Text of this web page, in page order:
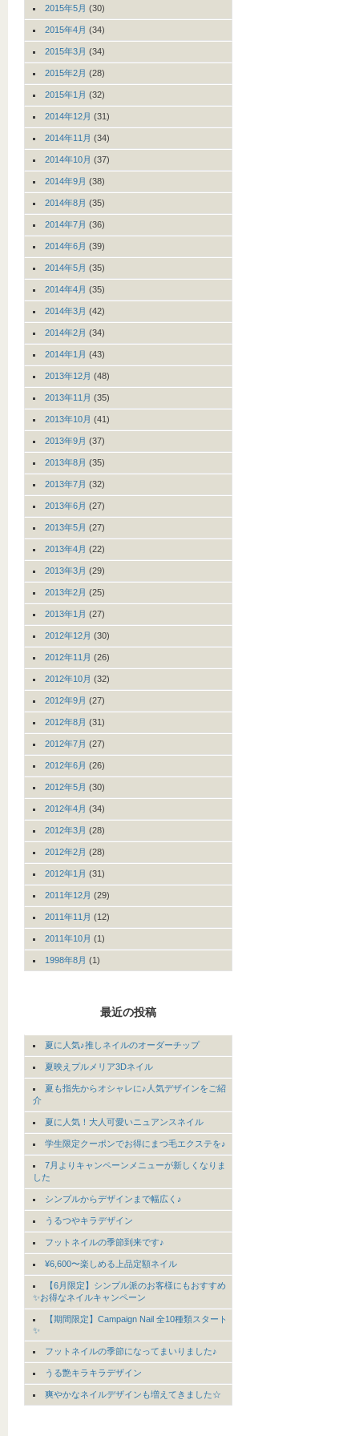
2015年5月 (30)
2015年4月 (34)
2015年3月 (34)
2015年2月 (28)
2015年1月 (32)
2014年12月 (31)
2014年11月 (34)
2014年10月 (37)
2014年9月 (38)
2014年8月 (35)
2014年7月 (36)
2014年6月 (39)
2014年5月 (35)
2014年4月 (35)
2014年3月 (42)
2014年2月 (34)
2014年1月 (43)
2013年12月 (48)
2013年11月 (35)
2013年10月 (41)
2013年9月 (37)
2013年8月 (35)
2013年7月 (32)
2013年6月 (27)
2013年5月 (27)
2013年4月 (22)
2013年3月 (29)
2013年2月 (25)
2013年1月 (27)
2012年12月 (30)
2012年11月 (26)
2012年10月 (32)
2012年9月 (27)
2012年8月 (31)
2012年7月 (27)
2012年6月 (26)
2012年5月 (30)
2012年4月 (34)
2012年3月 (28)
2012年2月 (28)
2012年1月 (31)
2011年12月 (29)
2011年11月 (12)
2011年10月 (1)
1998年8月 (1)
最近の投稿
夏に人気♪推しネイルのオーダーチップ
夏映えプルメリア3Dネイル
夏も指先からオシャレに♪人気デザインをご紹
介
夏に人気！大人可愛いニュアンスネイル
学生限定クーポンでお得にまつ毛エクステを♪
7月よりキャンペーンメニューが新しくなりま
した
シンプルからデザインまで幅広く♪
うるつやキラデザイン
フットネイルの季節到来です♪
¥6,600〜楽しめる上品定額ネイル
【6月限定】シンプル派のお客様にもおすすめ
✨お得なネイルキャンペーン
【期間限定】Campaign Nail 全10種類スタート
✨
フットネイルの季節になってまいりました♪
うる艶キラキラデザイン
爽やかなネイルデザインも増えてきました☆